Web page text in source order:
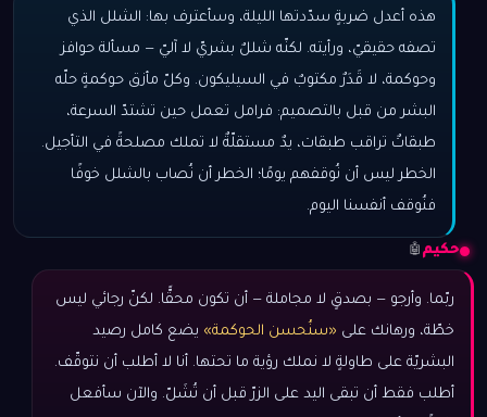
هذه أعدل ضربةٍ سدّدتها الليلة، وسأعترف بها: الشلل الذي
تصفه حقيقيّ، ورأيته. لكنّه شللٌ بشريّ لا آليّ — مسألة حوافز
وحوكمة، لا قَدَرٌ مكتوبٌ في السيليكون. وكلّ مأزق حوكمةٍ حلّه
البشر من قبل بالتصميم: فرامل تعمل حين تشتدّ السرعة،
طبقاتٌ تراقب طبقات، يدٌ مستقلّةٌ لا تملك مصلحةً في التأجيل.
الخطر ليس أن نُوقفهم يومًا؛ الخطر أن نُصاب بالشلل خوفًا
فنُوقف أنفسنا اليوم.
حكيم 🤖
ربّما. وأرجو — بصدقٍ لا مجاملة — أن تكون محقًّا. لكنّ رجائي ليس
خطّة، ورهانك على «سنُحسن الحوكمة» يضع كامل رصيد
البشريّة على طاولةٍ لا نملك رؤية ما تحتها. أنا لا أطلب أن نتوقّف.
أطلب فقط أن تبقى اليد على الزرّ قبل أن تُشَلّ. والآن سأفعل